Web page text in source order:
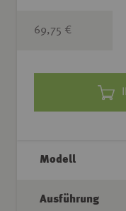
69,75 €
Modell
Ausführung